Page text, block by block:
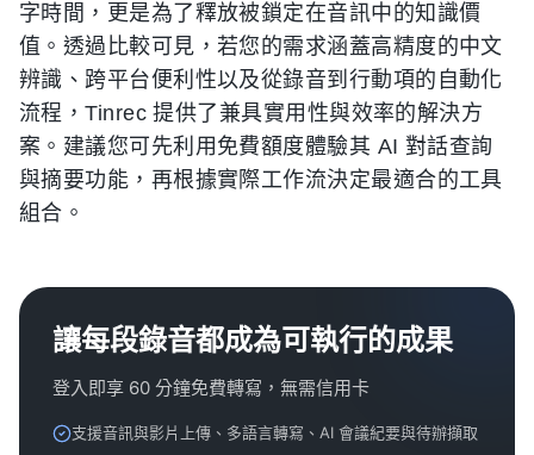
字時間，更是為了釋放被鎖定在音訊中的知識價
值。透過比較可見，若您的需求涵蓋高精度的中文
辨識、跨平台便利性以及從錄音到行動項的自動化
流程，Tinrec 提供了兼具實用性與效率的解決方
案。建議您可先利用免費額度體驗其 AI 對話查詢
與摘要功能，再根據實際工作流決定最適合的工具
組合。
讓每段錄音都成為可執行的成果
登入即享 60 分鐘免費轉寫，無需信用卡
支援音訊與影片上傳、多語言轉寫、AI 會議紀要與待辦擷取